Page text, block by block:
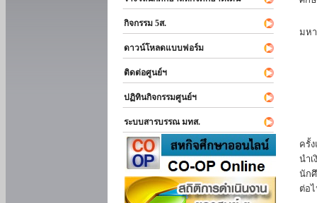
กิจกรรม 5ส.
ดาวน์โหลดแบบฟอร์ม
ติดต่อศูนย์ฯ
ปฏิทินกิจกรรมศูนย์ฯ
ระบบสารบรรณ มทส.
มห
ครั้
นำ
นัก
ต่อ